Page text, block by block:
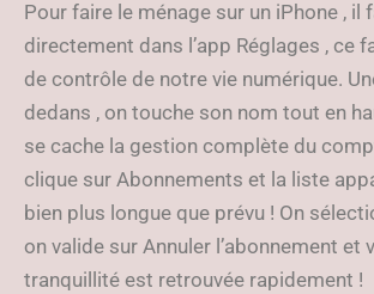
Pour faire le ménage sur un iPhone , il
directement dans l’app Réglages , ce
de contrôle de notre vie numérique.
dedans , on touche son nom tout en
se cache la gestion complète du
clique sur Abonnements et la liste
bien plus longue que prévu ! On
on valide sur Annuler l’abonnement et
tranquillité est retrouvée rapidement !